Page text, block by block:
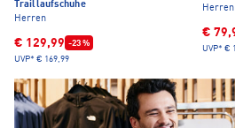
Traillaufschuhe
Herren
€ 129,99 -23 %
UVP* € 169,99
Herren
€
UVP* €